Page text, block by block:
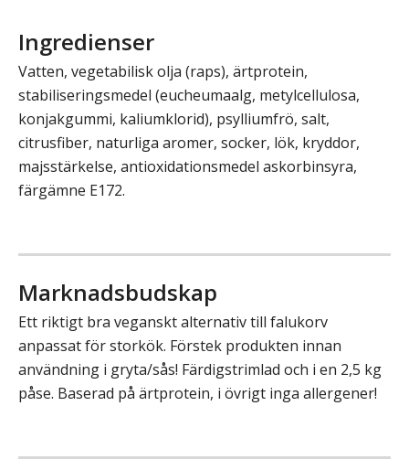
Ingredienser
Vatten, vegetabilisk olja (raps), ärtprotein,
stabiliseringsmedel (eucheumaalg, metylcellulosa,
konjakgummi, kaliumklorid), psylliumfrö, salt,
citrusfiber, naturliga aromer, socker, lök, kryddor,
majsstärkelse, antioxidationsmedel askorbinsyra,
färgämne E172.
Marknadsbudskap
Ett riktigt bra veganskt alternativ till falukorv
anpassat för storkök. Förstek produkten innan
användning i gryta/sås! Färdigstrimlad och i en 2,5 kg
påse. Baserad på ärtprotein, i övrigt inga allergener!